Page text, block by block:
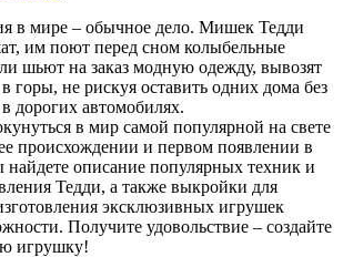
в мире – обычное дело. Мишек Тедди
им поют перед сном колыбельные
шьют на заказ модную одежду, вывозят
горы, не рискуя оставить одних дома без
дорогих автомобилях.
в мир самой популярной на свете
происхождении и первом появлении в
описание популярных техник и
Тедди, а также выкройки для
эксклюзивных игрушек
Получите удовольствие – создайте
игрушку!